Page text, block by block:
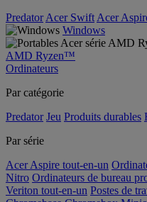
Predator Acer Swift Acer
Windows
AMD Ryzen™
Ordinateurs
Par catégorie
Predator Jeu Produits durables
Par série
Acer Aspire tout-en-un
Nitro Ordinateurs de bureau
Veriton tout-en-un Postes de